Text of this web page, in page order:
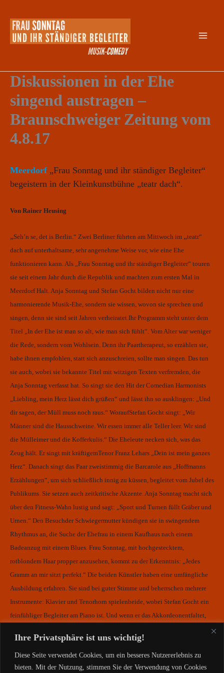
Ihre Privatsphäre ist uns wichtig!
Diese Seite verwendet Cookies, um ein besseres Nutzererlebnis zu
bieten. Mit der Nutzung, stimmen Sie der Verwendung von Cookies
Inhalt
springen
Diskussionen in der Ehe
singend austragen –
Braunschweiger Zeitung vom
4.8.17
Meerdorf „Frau Sonntag und ihr ständiger Begleiter“
begeistern in der Kleinkunstbühne „teatr dach“.
Von Rainer Heusing
„Seh’n se, det is Berlin.“ Zwei Berliner führten am Mittwoch im „teatr“
dach auf unterhaltsame, sehr angenehme Weise vor, wie eine Ehe
funktionieren kann.Als „Frau Sonntag und ihr ständigerBegleiter“ touren
sie seit einem Jahr durch die Republik und machten zum ersten Mal in
MeerdorfHalt.Anja Sonntag und Stefan Gocht bilden nicht nur eine
harmonierende Musik-Ehe, sondern sie wissen, wovon sie sprechen und
singen, denn sie sind seit Jahren verheiratet.Ihr Programm steht unter dem
Titel „In der Ehe ist man so alt, wie man sich fühlt“. Vom Alterwar weniger
die Rede, sondern vom Wohlsein. Denn ihr Paartherapeut, so erzählen sie,
habe ihnen empfohlen, statt sich anzuschreien, sollte man singen. Das tun
sie auch, wobei sie bekannte Titel mit witzigen Texten verfremden, die
Anja Sonntag verfasst hat. So singt sie den Hit der Comedian Harmonists
„Liebling, mein Herz lässt dich grüßen“ und lässt ihn so ausklingen: „Und
dir sagen, der Müll muss noch raus.“ WoraufStefan Gocht singt: „Wir
Männersind die Hausschweine. Wir essen immer alle Teller leer. Wir sind
die Mülleimer und die Kofferkulis.“ Die Eheleute necken sich, was das
Zeug hält. Er singt mit kräftigemTenor Franz Lehars „Dein ist mein ganzes
Herz“. Danach singt das Paar zweistimmig die Barcarole aus „Hoffmanns
Erzählungen“, um sich schließlich innig zu küssen, begleitet vom Jubel des
Publikums. Sie setzen auch zeitkritischeAkzente. Anja Sonntag macht sich
über den Fitness-Wahn lustig und sagt: „Sport und Turnen füllt Gräber und
Urnen.“ Den Besuchder Schwiegermutter kündigen sie in swingendem
Rhythmus an, die Suche der Ehefrau in einem Kaufhaus nach einem
Badeanzug mit einem Blues. Frau Sonntag, mit hochgestecktem,
rotblondem Haar propper anzusehen, kommt zu der Erkenntnis: „Jedes
Gramm an mir sitzt perfekt.“ Die beiden Künstler haben eine umfängliche
Ausbildung erfahren. Sie sind bei guter Stimme und beherrschen mehrere
Instrumente: Klavier und Tenorhorn spielenbeide, wobei Stefan Gocht ein
feinfühliger Begleiter am Piano ist. Und wenn er das Akkordeonentfaltet,
Sonntag, die auch mal
zur Mundharmonikaund zur Ukulele greift,auch als Chansonnette mit
sicheremTremolo gefällt, beispielsweisemit Charles Aznavours „Du bist
komisch anzuseh‘n“.Das Publikum dankte im ausverkauftenteatr dach mit